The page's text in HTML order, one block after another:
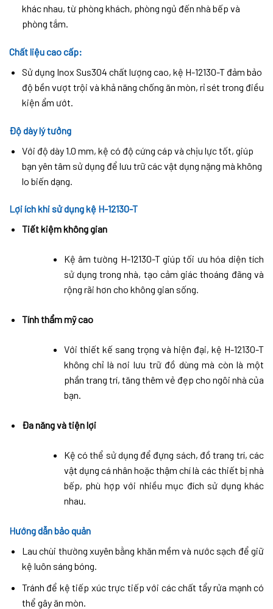
khác nhau, từ phòng khách, phòng ngủ đến nhà bếp và
phòng tắm.
Chất liệu cao cấp:
Sử dụng Inox Sus304 chất lượng cao, kệ H-12130-T đảm bảo
độ bền vượt trội và khả năng chống ăn mòn, rỉ sét trong điều
kiện ẩm ướt.
Độ dày lý tưởng
Với độ dày 1.0 mm, kệ có độ cứng cáp và chịu lực tốt, giúp
bạn yên tâm sử dụng để lưu trữ các vật dụng nặng mà không
lo biến dạng.
Lợi ích khi sử dụng kệ H-12130-T
Tiết kiệm không gian
Kệ âm tường H-12130-T giúp tối ưu hóa diện tích
sử dụng trong nhà, tạo cảm giác thoáng đãng và
rộng rãi hơn cho không gian sống.
Tính thẩm mỹ cao
Với thiết kế sang trọng và hiện đại, kệ H-12130-T
không chỉ là nơi lưu trữ đồ dùng mà còn là một
phần trang trí, tăng thêm vẻ đẹp cho ngôi nhà của
bạn.
Đa năng và tiện lợi
Kệ có thể sử dụng để đựng sách, đồ trang trí, các
vật dụng cá nhân hoặc thậm chí là các thiết bị nhà
bếp, phù hợp với nhiều mục đích sử dụng khác
nhau.
Hướng dẫn bảo quản
Lau chùi thường xuyên bằng khăn mềm và nước sạch để giữ
kệ luôn sáng bóng.
Tránh để kệ tiếp xúc trực tiếp với các chất tẩy rửa mạnh có
thể gây ăn mòn.